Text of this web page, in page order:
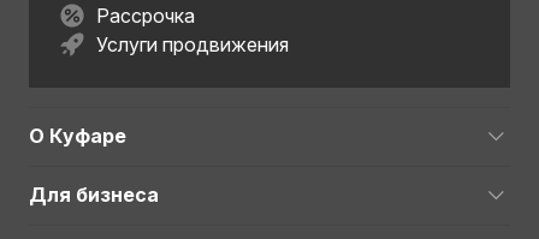
Рассрочка
Услуги продвижения
О Куфаре
Для бизнеса